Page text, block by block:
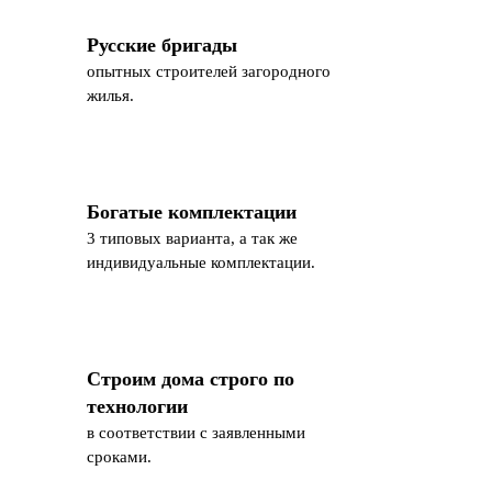
Русские бригады
опытных строителей загородного
жилья.
Богатые комплектации
3 типовых варианта, а так же
индивидуальные комплектации.
Строим дома строго по
технологии
в соответствии с заявленными
сроками.